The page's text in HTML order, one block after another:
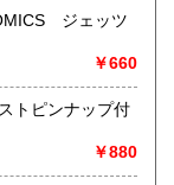
。
相談ください。
年始は3日正午よ
ジェッツ
￥660
トピンナップ付
￥880